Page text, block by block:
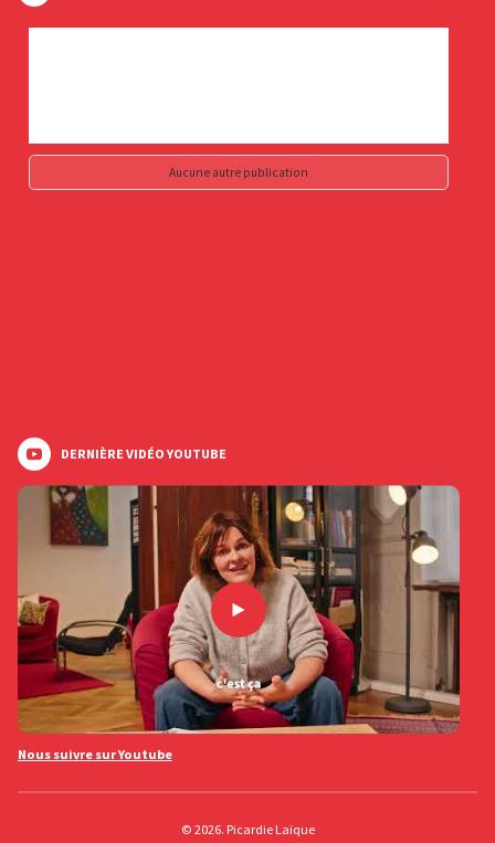
Aucune autre publication
DERNIÈRE VIDÉO YOUTUBE
Nous suivre sur Youtube
© 2026. Picardie Laïque